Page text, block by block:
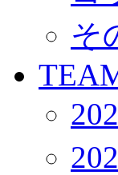
サステ
Web制
応援プ
そ